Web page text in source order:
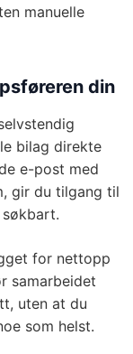
manuelle
din
bilag direkte
e-post med
gir du tilgang til
for nettopp
samarbeidet
uten at du
som helst.